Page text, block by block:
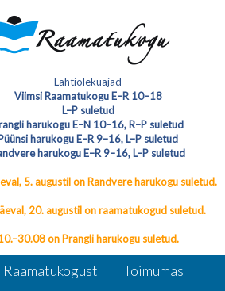
ja
saavad Viimsi koolide
5 lehte paljundada tasuta
ja skaneerimine
Lahtiolekuajad
Viimsi Raamatukogu E–R 10–18
L–P suletud
harukogu E–N 10–16, R–P suletud
harukogu E–R 9–16, L–P suletud
harukogu E–R 9–16, L–P suletud
5. augustil on Randvere harukogu suletud.
20. augustil on raamatukogud suletud.
on Prangli harukogu suletud.
Raamatukogust
Toimumas